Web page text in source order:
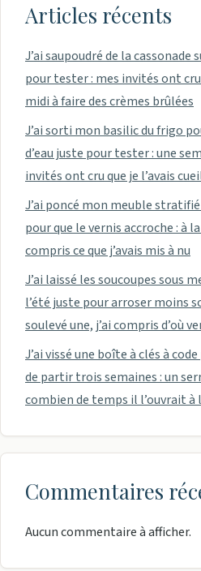
Articles récents
J’ai saupoudré de la
pour tester : mes invités ont cru
midi à faire des crèmes brûlées
J’ai sorti mon basilic du frigo
d’eau juste pour tester : une
invités ont cru que je l’avais
J’ai poncé mon meuble
pour que le vernis accroche : à
compris ce que j’avais mis à nu
J’ai laissé les soucoupes sous
l’été juste pour arroser moins
soulevé une, j’ai compris d’où
J’ai vissé une boîte à clés à
de partir trois semaines : un
combien de temps il l’ouvrait à
Commentaires
Aucun commentaire à afficher.